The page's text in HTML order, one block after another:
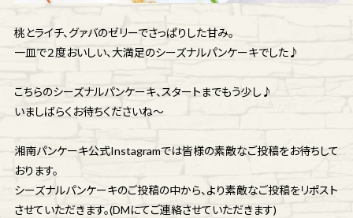
桃とライチ、グァバのゼリーでさっぱりした甘み。
一皿で２度おいしい、大満足のシーズナルパンケーキでした♪
こちらのシーズナルパンケーキ、スタートまでもう少し♪
いましばらくお待ちくださいね～
湘南パンケーキ公式Instagramでは皆様の素敵なご投稿をお待ちして
おります。
シーズナルパンケーキのご投稿の中から、より素敵なご投稿をリポスト
させていただきます。(DMにてご連絡させていただきます)